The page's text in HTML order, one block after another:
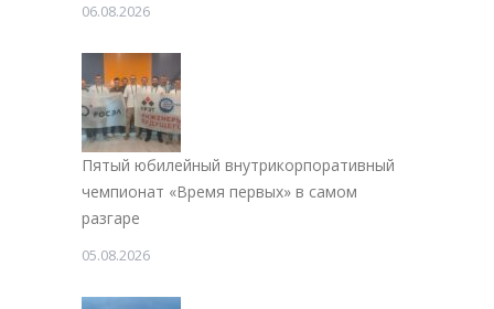
06.08.2026
Пятый юбилейный внутрикорпоративный
чемпионат «Время первых» в самом
разгаре
05.08.2026